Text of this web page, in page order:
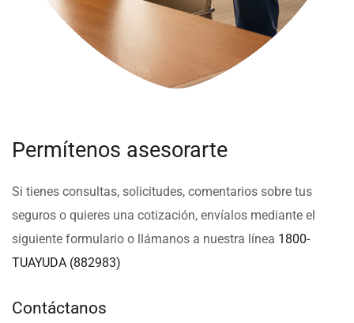
Permítenos asesorarte
Si tienes consultas, solicitudes, comentarios sobre tus
seguros o quieres una cotización, envíalos mediante el
siguiente formulario o llámanos a nuestra línea 1800-
TUAYUDA (882983)
Contáctanos